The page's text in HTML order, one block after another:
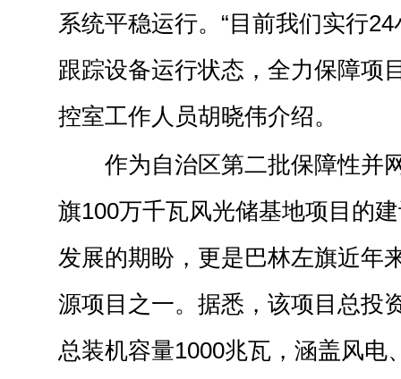
系统平稳运行。“目前我们实行
跟踪设备运行状态，全力保障项
控室工作人员胡晓伟介绍。
作为自治区第二批保障性并
旗100万千瓦风光储基地项目的
发展的期盼，更是巴林左旗近年
源项目之一。据悉，该项目总投
总装机容量1000兆瓦，涵盖风电